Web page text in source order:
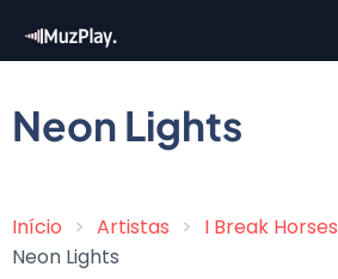
para
conteúdo
principal
Neon Lights
Trilha
Início Artistas I Break Horses
Neon Lights